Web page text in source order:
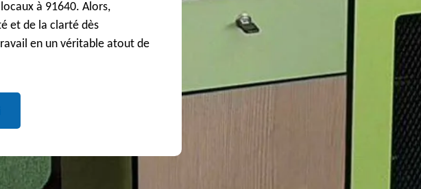
à 91640. Alors,
et de la clarté dès
en un véritable atout de